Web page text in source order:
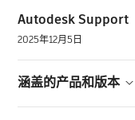
Autodesk Support
2025年12月5日
涵盖的产品和版本